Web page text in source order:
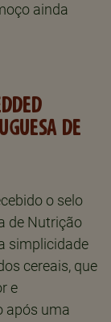
ainda
DE
o selo
de Nutrição
simplicidade
cereais, que
e
após uma